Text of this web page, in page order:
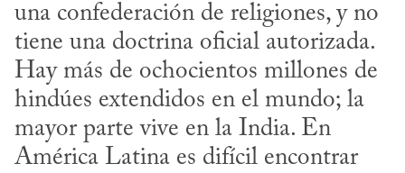
una confederación de religiones, y no
tiene una doctrina oficial autorizada.
Hay más de ochocientos millones de
hindúes extendidos en el mundo; la
mayor parte vive en la India. En
América Latina es difícil encontrar